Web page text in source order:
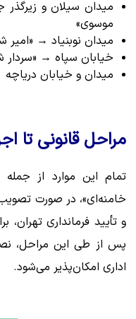
میدان سیلان و
موسوی»
میدان نوبنیاد → «امیر
خیابان سپاه → «سردار
میدان و خیابان
مراحل قانونی تا
تمام این موارد از
خامنه‌ای»، در صورت
و تأیید فرمانداری تهران،
پس از طی این مراحل،
اداری امکان‌پذیر می‌شود.